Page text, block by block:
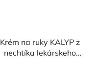
Krém na ruky KALYP z
nechtíka lekárskeho